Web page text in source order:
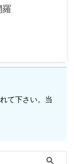
羅
て下さい。当